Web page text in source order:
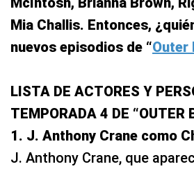
Mia Challis. Entonces,
nuevos episodios de “Outer
LISTA DE ACTORES Y
TEMPORADA 4 DE “OUTER
1. J. Anthony Crane como
J. Anthony Crane, que